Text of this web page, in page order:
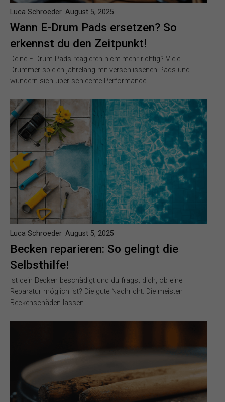
Wann E-Drum Pads ersetzen? So
erkennst du den Zeitpunkt!
Luca Schroeder August 5, 2025
Deine E-Drum Pads reagieren nicht mehr richtig? Viele
Drummer spielen jahrelang mit verschlissenen Pads und
wundern sich über schlechte Performance….
Becken reparieren: So gelingt die
Selbsthilfe!
Luca Schroeder August 5, 2025
Ist dein Becken beschädigt und du fragst dich, ob eine
Reparatur möglich ist? Die gute Nachricht: Die meisten
Beckenschäden lassen…